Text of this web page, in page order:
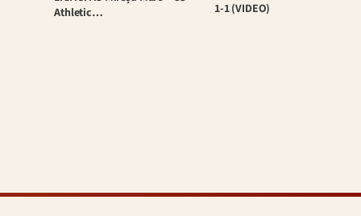
Athletic…
1-1 (VIDEO)